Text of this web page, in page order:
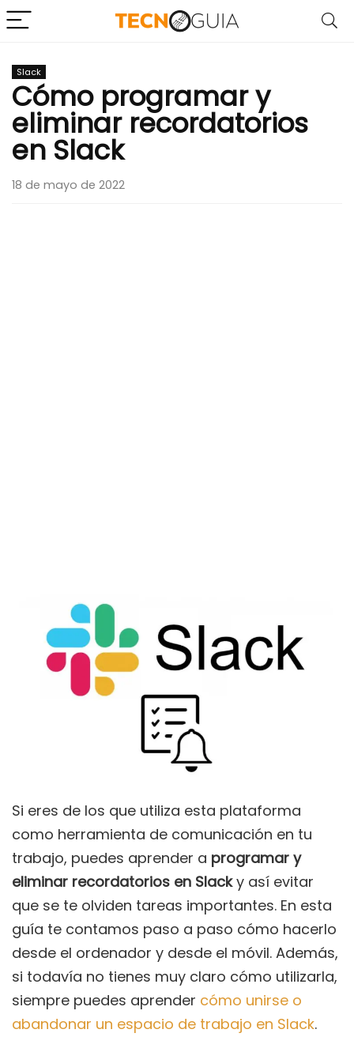
Slack
Cómo programar y
eliminar recordatorios
en Slack
18 de mayo de 2022
Si eres de los que utiliza esta plataforma
como herramienta de comunicación en tu
trabajo, puedes aprender a programar y
eliminar recordatorios en Slacky así evitar
que se te olviden tareas importantes. En esta
guía te contamos paso a paso cómo hacerlo
desde el ordenador y desde el móvil. Además,
si todavía no tienes muy claro cómo utilizarla,
siempre puedes aprender cómo unirse o
abandonar un espacio de trabajo en Slack.